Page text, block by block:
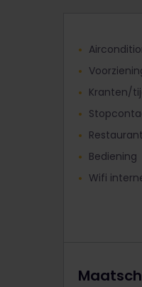
Kranten/
Bediening
Wifi